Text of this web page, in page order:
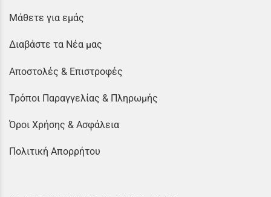
Μάθετε για εμάς
Διαβάστε τα Νέα μας
Αποστολές & Επιστροφές
Τρόποι Παραγγελίας & Πληρωμής
Όροι Χρήσης & Ασφάλεια
Πολιτική Απορρήτου